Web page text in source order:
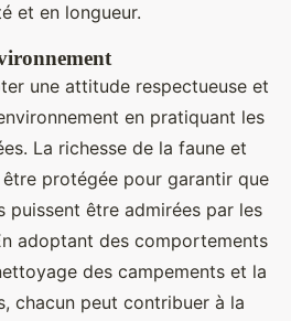
et en longueur.
une attitude respectueuse et
en pratiquant les
La richesse de la faune et
protégée pour garantir que
puissent être admirées par les
adoptant des comportements
des campements et la
chacun peut contribuer à la